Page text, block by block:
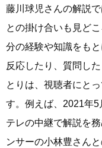
藤川球児さんの解説
との掛け合いも見ど
分の経験や知識をも
反応したり、質問し
とりは、視聴者にと
す。例えば、2021年
テレの中継で解説を
ンサーの小林豊さん